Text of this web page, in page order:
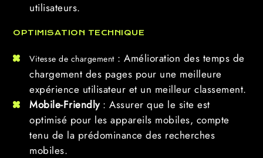
utilisateurs.
OPTIMISATION TECHNIQUE
Vitesse de chargement: Amélioration des temps de
chargement des pages pour une meilleure
expérience utilisateur et un meilleur classement.
Mobile-Friendly: Assurer que le site est
optimisé pour les appareils mobiles, compte
tenu de la prédominance des recherches
mobiles.